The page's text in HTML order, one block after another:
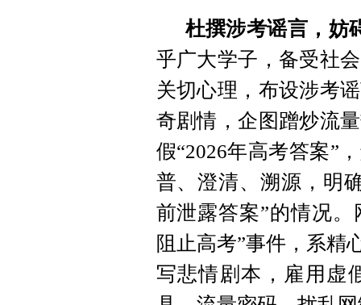
杜撰涉考谣言，妨
乎广大学子，备受社
关切心理，布设涉考
奇剧情，企图蹭炒流
假“2026年高考答案”
普、澄清、溯源，明
前泄露答案”的情况
阻止高考”事件，系精
写悲情剧本，雇用虚